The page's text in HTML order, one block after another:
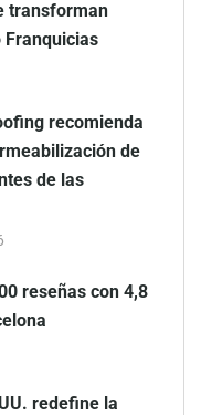
transforman
Franquicias
recomienda
de
de las
reseñas con 4,8
redefine la